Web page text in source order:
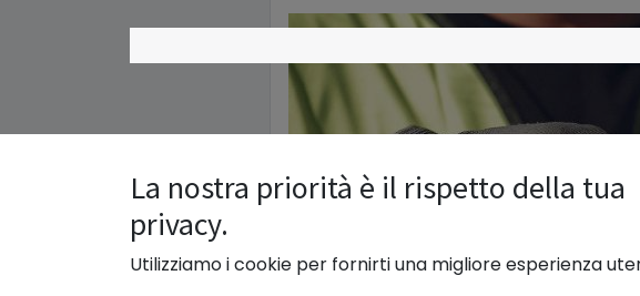
La nostra priorità è il rispetto della tua
privacy.
Utilizziamo i cookie per fornirti una migliore esperienza